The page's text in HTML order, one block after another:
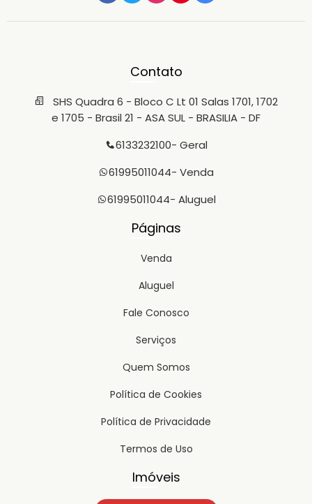
Contato
SHS Quadra 6 - Bloco C Lt 01 Salas 1701, 1702
e 1705 - Brasil 21 - ASA SUL - BRASILIA - DF
6133232100- Geral
61995011044- Venda
61995011044- Aluguel
Páginas
Venda
Aluguel
Fale Conosco
Serviços
Quem Somos
Política de Cookies
Política de Privacidade
Termos de Uso
Imóveis